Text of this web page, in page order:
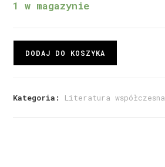
1 w magazynie
DODAJ DO KOSZYKA
Kategoria: Literatura współczesna